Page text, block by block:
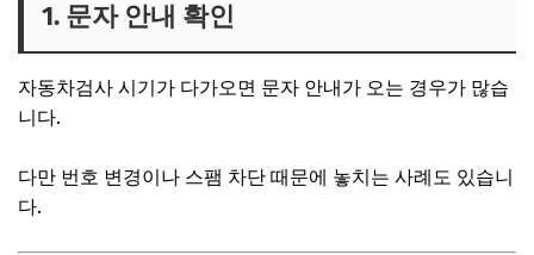
1. 문자 안내 확인
자동차검사 시기가 다가오면 문자 안내가 오는 경우가 많습
니다.
다만 번호 변경이나 스팸 차단 때문에 놓치는 사례도 있습니
다.